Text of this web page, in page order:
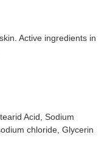
Active ingredients in
Acid, Sodium
chloride, Glycerin